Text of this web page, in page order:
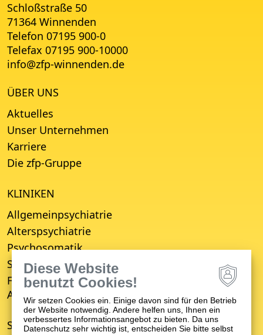
ÜBER UNS
Aktuelles
Unser Unternehmen
Karriere
Die zfp-Gruppe
KLINIKEN
Allgemeinpsychiatrie
Alterspsychiatrie
Psychosomatik
Suchttherapie
Fachbereich für Empfang, Erstberatung,
Aufnahme und Entwicklungsverzögerung (FBE)
STANDORTE
Schloßstraße 50
71364 Winnenden
Telefon 07195 900-0
Telefax 07195 900-10000
info@zfp-winnenden.de
Diese Website
benutzt Cookies!
Wir setzen Cookies ein. Einige davon sind für den Betrieb
der Website notwendig. Andere helfen uns, Ihnen ein
verbessertes Informationsangebot zu bieten. Da uns
Datenschutz sehr wichtig ist, entscheiden Sie bitte selbst